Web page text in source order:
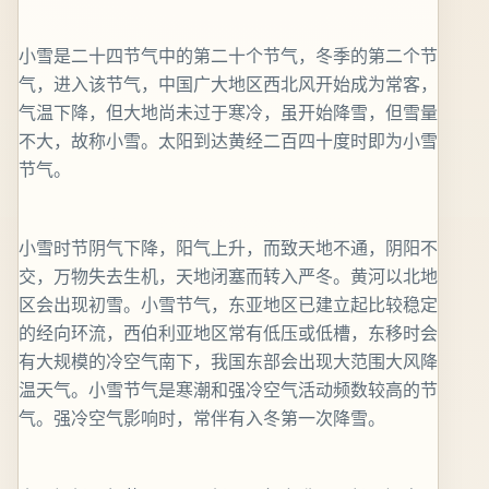
小雪是二十四节气中的第二十个节气，冬季的第二个节
气，进入该节气，中国广大地区西北风开始成为常客，
气温下降，但大地尚未过于寒冷，虽开始降雪，但雪量
不大，故称小雪。太阳到达黄经二百四十度时即为小雪
节气。
小雪时节阴气下降，阳气上升，而致天地不通，阴阳不
交，万物失去生机，天地闭塞而转入严冬。黄河以北地
区会出现初雪。小雪节气，东亚地区已建立起比较稳定
的经向环流，西伯利亚地区常有低压或低槽，东移时会
有大规模的冷空气南下，我国东部会出现大范围大风降
温天气。小雪节气是寒潮和强冷空气活动频数较高的节
气。强冷空气影响时，常伴有入冬第一次降雪。